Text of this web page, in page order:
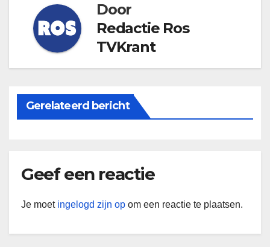
Door
Redactie Ros
TVKrant
Gerelateerd bericht
Geef een reactie
Je moet ingelogd zijn op om een reactie te plaatsen.